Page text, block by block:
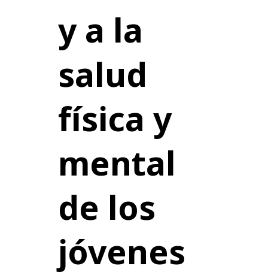
y a la
salud
física y
mental
de los
jóvenes